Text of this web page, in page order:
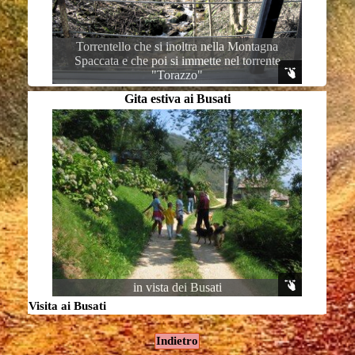
Torrentello che si inoltra nella Montagna
Spaccata e che poi si immette nel torrente
"Torazzo"
Gita estiva ai Busati
in vista dei Busati
Visita ai Busati
Indietro